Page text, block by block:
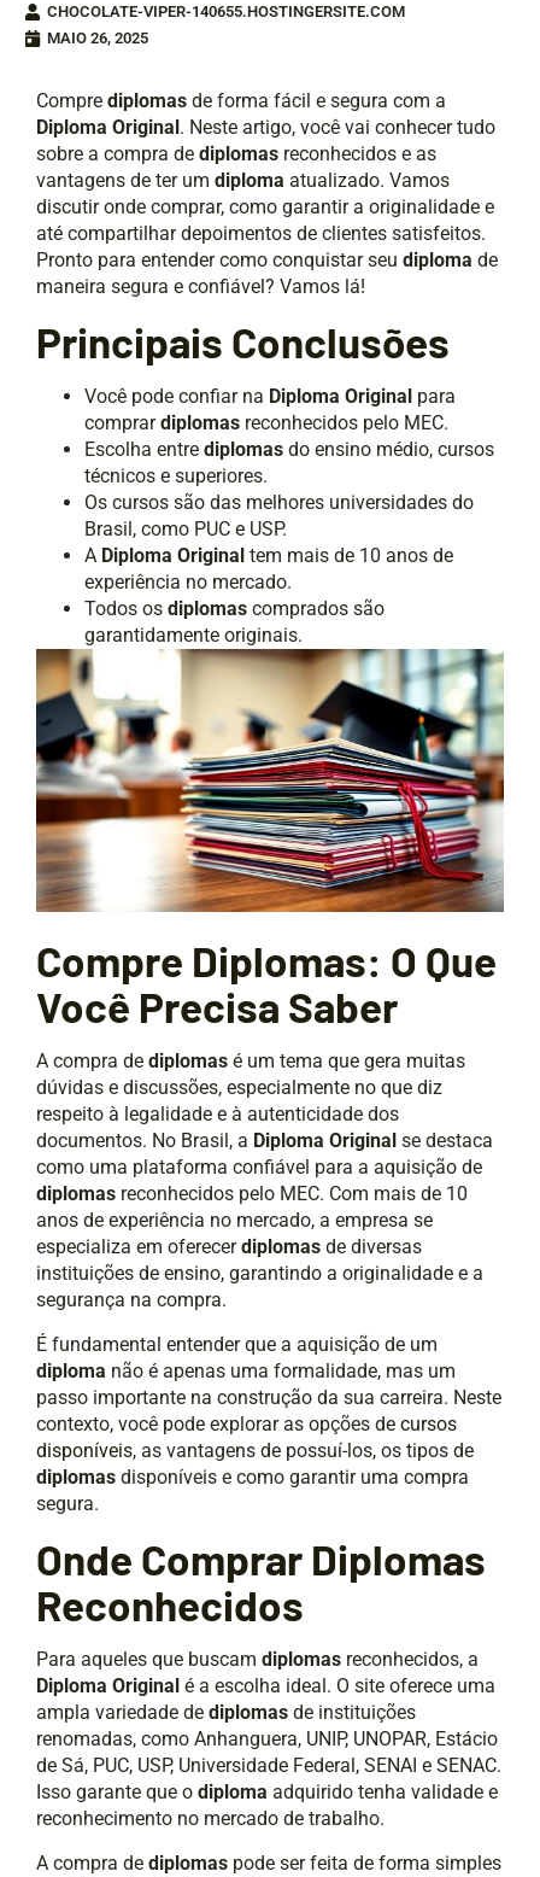
CHOCOLATE-VIPER-140655.HOSTINGERSITE.COM
MAIO 26, 2025
Compre diplomas de forma fácil e segura com a
Diploma Original. Neste artigo, você vai conhecer tudo
sobre a compra de diplomas reconhecidos e as
vantagens de ter um diploma atualizado. Vamos
discutir onde comprar, como garantir a originalidade e
até compartilhar depoimentos de clientes satisfeitos.
Pronto para entender como conquistar seu diploma de
maneira segura e confiável? Vamos lá!
Principais Conclusões
Você pode confiar na Diploma Original para
comprardiplomas reconhecidos pelo MEC.
Escolha entre diplomas do ensino médio, cursos
técnicos e superiores.
Os cursos são das melhores universidades do
Brasil, como PUC e USP.
A Diploma Original tem mais de 10 anos de
experiência no mercado.
Todos os diplomas comprados são
garantidamente originais.
Compre Diplomas: O Que
Você Precisa Saber
A compra de diplomas é um tema que gera muitas
dúvidas e discussões, especialmente no que diz
respeito à legalidade e à autenticidade dos
documentos. No Brasil, a Diploma Original se destaca
como uma plataforma confiável para a aquisição de
diplomas reconhecidos pelo MEC. Com mais de 10
anos de experiência no mercado, a empresa se
especializa em oferecerdiplomas de diversas
instituições de ensino, garantindo a originalidade e a
segurança na compra.
É fundamental entender que a aquisição de um
diploma não é apenas uma formalidade, mas um
passo importante na construção da sua carreira. Neste
contexto, você pode explorar as opções de cursos
disponíveis, as vantagens de possuí-los, os tipos de
diplomas disponíveis e como garantir uma compra
segura.
Onde Comprar Diplomas
Reconhecidos
Para aqueles que buscam diplomas reconhecidos, a
Diploma Original é a escolha ideal. O site oferece uma
ampla variedade de diplomas de instituições
renomadas, como Anhanguera, UNIP, UNOPAR, Estácio
de Sá, PUC, USP, Universidade Federal, SENAI e SENAC.
Isso garante que o diploma adquirido tenha validade e
reconhecimento no mercado de trabalho.
A compra de diplomas pode ser feita de forma simples